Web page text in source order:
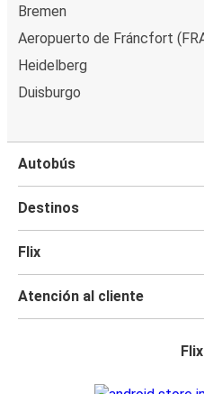
Bremen
Aeropuerto de Fráncfort
Heidelberg
Duisburgo
Autobús
Destinos
Flix
Atención al cliente